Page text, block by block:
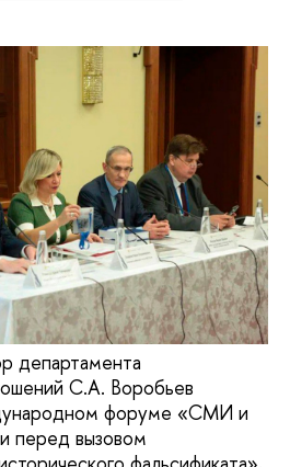
департамента
С.А. Воробьев
форуме «СМИ и
перед вызовом